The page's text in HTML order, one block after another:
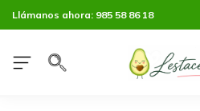
Llámanos ahora: 985 58 86 18